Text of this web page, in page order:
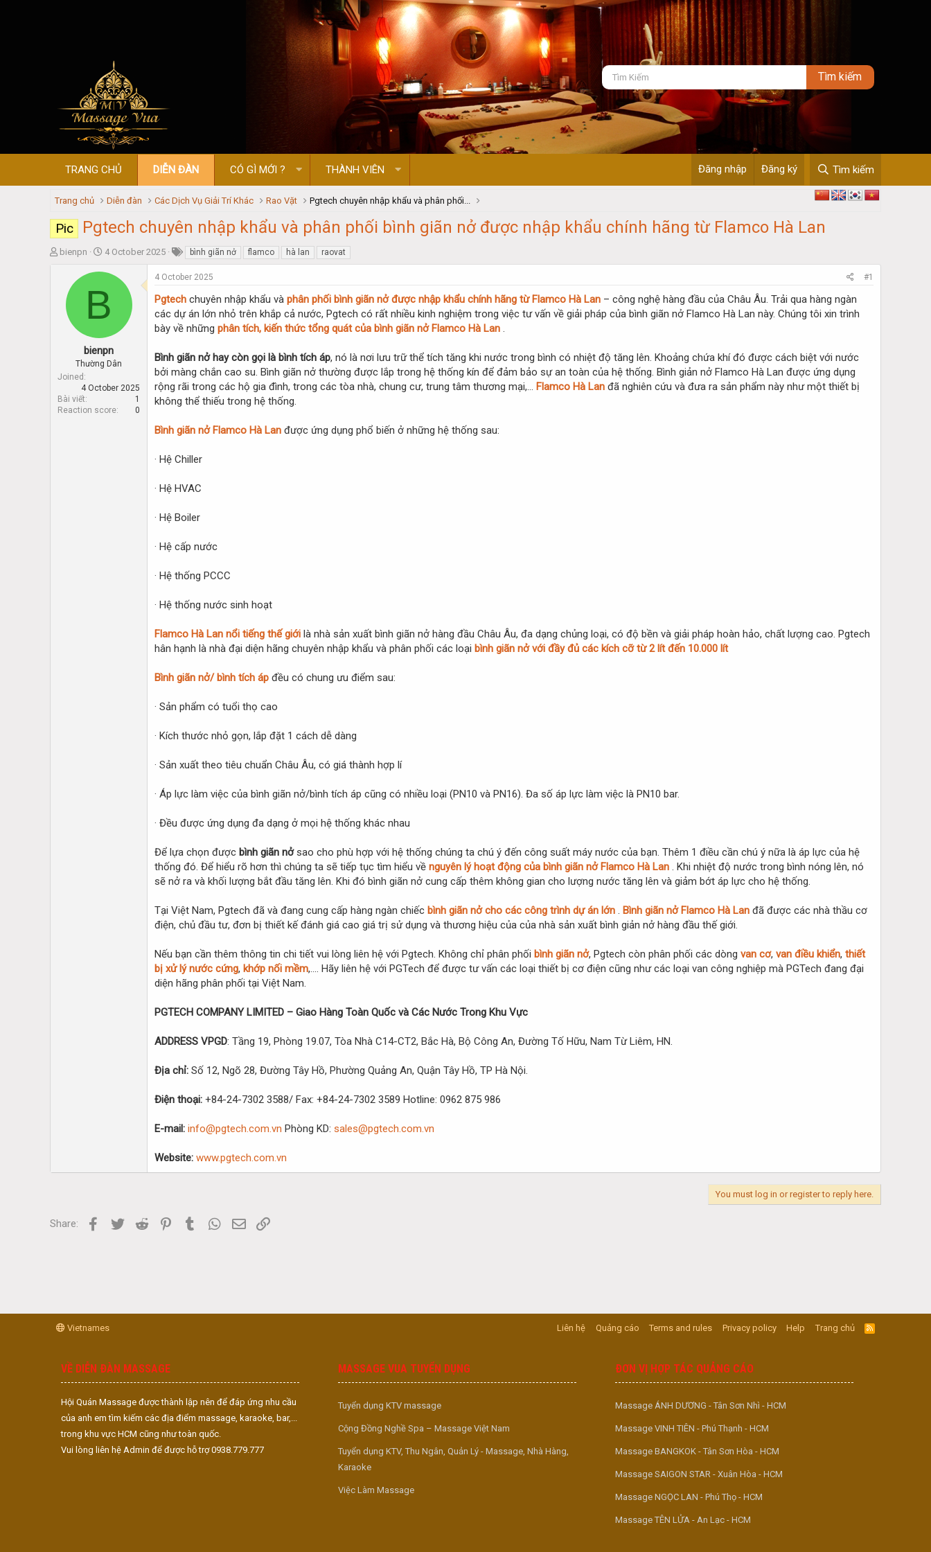
TRANG CHỦ DIỄN ĐÀN CÓ GÌ MỚI ? THÀNH VIÊN Đăng nhập Đăng ký Tìm kiếm
Trang chủ Diễn đàn Các Dịch Vụ Giải Trí Khác Rao Vặt Pgtech chuyên nhập khẩu và phân phối...
Pic Pgtech chuyên nhập khẩu và phân phối bình giãn nở được nhập khẩu chính hãng từ Flamco Hà Lan
T
t
r
bienpn
S
a
t
d
t
e
4 October 2025 bình giãn nở flamco hà lan raovat
B
bienpn
Thường Dân
Joined
4 October 2025
Bài viết
1
Reaction score
0
4 October 2025 #1
Pgtech chuyên nhập khẩu và phân phối bình giãn nở được nhập khẩu chính hãng từ Flamco Hà Lan – công nghệ hàng đầu của Châu Âu. Trải qua hàng ngàn
các dự án lớn nhỏ trên khắp cả nước, Pgtech có rất nhiều kinh nghiệm trong việc tư vấn về giải pháp của bình giãn nở Flamco Hà Lan này. Chúng tôi xin trình
bày về những phân tích, kiến thức tổng quát của bình giãn nở Flamco Hà Lan .
Bình giãn nở hay còn gọi là bình tích áp, nó là nơi lưu trữ thể tích tăng khi nước trong bình có nhiệt độ tăng lên. Khoảng chứa khí đó được cách biệt với nước
bởi màng chắn cao su. Bình giãn nở thường được lắp trong hệ thống kín để đảm bảo sự an toàn của hệ thống. Bình giản nở Flamco Hà Lan được ứng dụng
rộng rãi trong các hộ gia đình, trong các tòa nhà, chung cư, trung tâm thương mại,… Flamco Hà Lan đã nghiên cứu và đưa ra sản phẩm này như một thiết bị
không thể thiếu trong hệ thống.
Bình giãn nở Flamco Hà Lan được ứng dụng phổ biến ở những hệ thống sau:
· Hệ Chiller
· Hệ HVAC
· Hệ Boiler
· Hệ cấp nước
· Hệ thống PCCC
· Hệ thống nước sinh hoạt
Flamco Hà Lan nổi tiếng thế giới là nhà sản xuất bình giãn nở hàng đầu Châu Âu, đa dạng chủng loại, có độ bền và giải pháp hoàn hảo, chất lượng cao. Pgtech
hân hạnh là nhà đại diện hãng chuyên nhập khẩu và phân phối các loại bình giãn nở với đầy đủ các kích cỡ từ 2 lít đến 10.000 lít
Bình giãn nở/ bình tích áp đều có chung ưu điểm sau:
· Sản phẩm có tuổi thọ cao
· Kích thước nhỏ gọn, lắp đặt 1 cách dễ dàng
· Sản xuất theo tiêu chuẩn Châu Âu, có giá thành hợp lí
· Áp lực làm việc của bình giãn nở/bình tích áp cũng có nhiều loại (PN10 và PN16). Đa số áp lực làm việc là PN10 bar.
· Đều được ứng dụng đa dạng ở mọi hệ thống khác nhau
Để lựa chọn được bình giãn nởsao cho phù hợp với hệ thống chúng ta chú ý đến công suất máy nước của bạn. Thêm 1 điều cần chú ý nữa là áp lực của hệ
thống đó. Để hiểu rõ hơn thì chúng ta sẽ tiếp tục tìm hiểu về nguyên lý hoạt động của bình giãn nở Flamco Hà Lan . Khi nhiệt độ nước trong bình nóng lên, nó
sẽ nở ra và khối lượng bắt đầu tăng lên. Khi đó bình giãn nở cung cấp thêm không gian cho lượng nước tăng lên và giảm bớt áp lực cho hệ thống.
Tại Việt Nam, Pgtech đã và đang cung cấp hàng ngàn chiếc bình giãn nở cho các công trình dự án lớn . Bình giãn nở Flamco Hà Lan đã được các nhà thầu cơ
điện, chủ đầu tư, đơn bị thiết kế đánh giá cao giá trị sử dụng và thương hiệu của của nhà sản xuất bình giản nở hàng đầu thế giới.
Nếu bạn cần thêm thông tin chi tiết vui lòng liên hệ với Pgtech. Không chỉ phân phối bình giãn nở, Pgtech còn phân phối các dòng van cơ, van điều khiển, thiết
bị xử lý nước cứng, khớp nối mềm,…. Hãy liên hệ với PGTech để được tư vấn các loại thiết bị cơ điện cũng như các loại van công nghiệp mà PGTech đang đại
diện hãng phân phối tại Việt Nam.
PGTECH COMPANY LIMITED – Giao Hàng Toàn Quốc và Các Nước Trong Khu Vực
ADDRESS VPGD: Tầng 19, Phòng 19.07, Tòa Nhà C14-CT2, Bắc Hà, Bộ Công An, Đường Tố Hữu, Nam Từ Liêm, HN.
Địa chỉ: Số 12, Ngõ 28, Đường Tây Hồ, Phường Quảng An, Quận Tây Hồ, TP Hà Nội.
Điện thoại: +84-24-7302 3588/ Fax: +84-24-7302 3589 Hotline: 0962 875 986
E-mail: info@pgtech.com.vn Phòng KD: sales@pgtech.com.vn
Website: www.pgtech.com.vn
You must log in or register to reply here.
Share: Facebook
Twitter Reddit PinterestTumblr WhatsApp
Email
Vietnames Liên hệ Quảng cáo Terms and rules Privacy policy Help Trang chủ
R
S
VỀ DIỄN ĐÀN MASSAGE
Hội Quán Massage được thành lập nên để đáp ứng nhu cầu
của anh em tìm kiếm các địa điểm massage, karaoke, bar,...
trong khu vực HCM cũng như toàn quốc.
Vui lòng liên hệ Admin để được hỗ trợ 0938.779.777
MASSAGE VUA TUYỂN DỤNG
Tuyển dụng KTV massage
Cộng Đồng Nghề Spa – Massage Việt Nam
Tuyển dụng KTV, Thu Ngân, Quản Lý - Massage, Nhà Hàng,
Karaoke
Việc Làm Massage
ĐƠN VỊ HỢP TÁC QUẢNG CÁO
Massage ÁNH DƯƠNG - Tân Sơn Nhì - HCM
Massage VINH TIÊN - Phú Thạnh - HCM
Massage BANGKOK - Tân Sơn Hòa - HCM
Massage SAIGON STAR - Xuân Hòa - HCM
Massage NGỌC LAN - Phú Thọ - HCM
Massage TÊN LỬA - An Lạc - HCM